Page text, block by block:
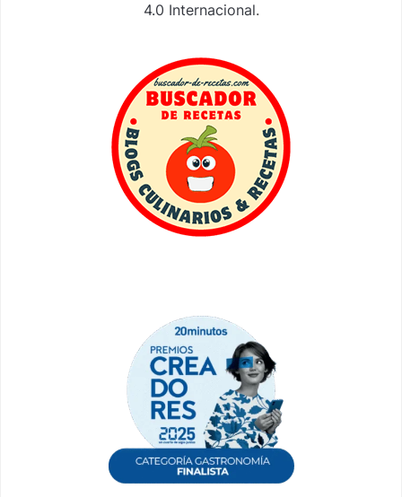
4.0 Internacional.